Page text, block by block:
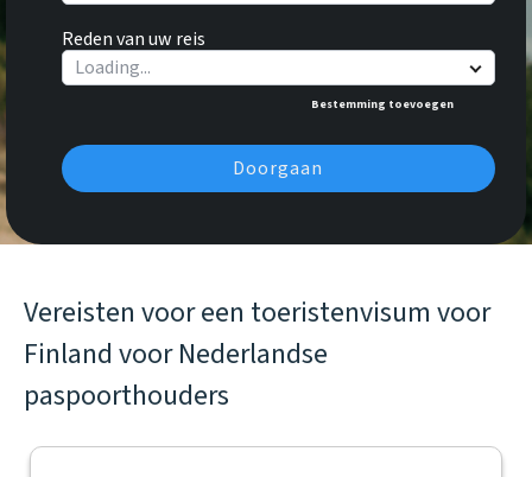
Reden van uw reis
Bestemming toevoegen
Doorgaan
Vereisten voor een toeristenvisum voor
Finland voor Nederlandse
paspoorthouders